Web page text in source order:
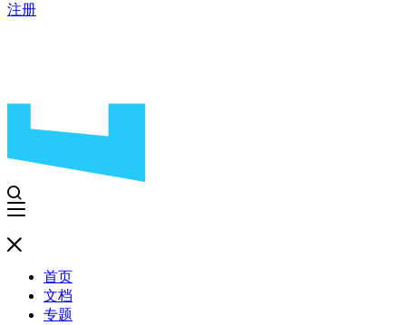
注册
首页
文档
专题